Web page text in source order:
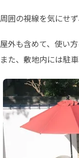
周囲の視線を気にせ
屋外も含めて、使い
また、敷地内には駐